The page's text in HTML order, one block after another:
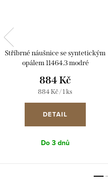
Stříbrné náušnice se syntetickým
opálem 11464.3 modré
884 Kč
Měrná
884 Kč / 1 ks
DETAIL
Do 3 dnů